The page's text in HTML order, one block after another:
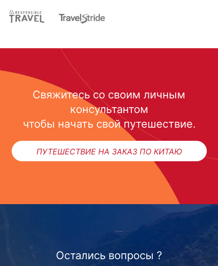
Свяжитесь со своим личным
консультантом
чтобы начать свой путешествие.
ПУТЕШЕСТВИЕ НА ЗАКАЗ ПО КИТАЮ
Остались вопросы ?